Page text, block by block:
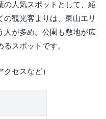
の人気スポットとして、紹
観光客よりは、東山エリ
人が多め。公園も敷地が広
スポットです。
セスなど）